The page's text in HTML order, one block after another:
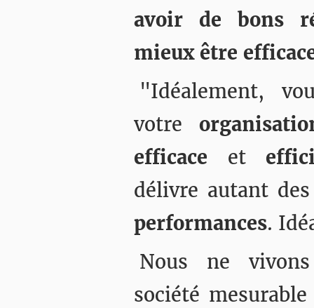
avoir de bons
mieux être
"Idéalement,
votre
efficace et
délivre autant
performances.
Nous ne
société